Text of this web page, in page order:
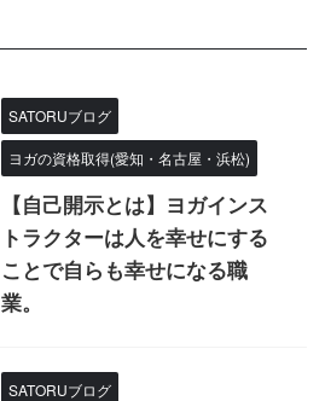
SATORUブログ
ヨガの資格取得(愛知・名古屋・浜松)
【自己開示とは】ヨガインス
トラクターは人を幸せにする
ことで自らも幸せになる職
業。
SATORUブログ